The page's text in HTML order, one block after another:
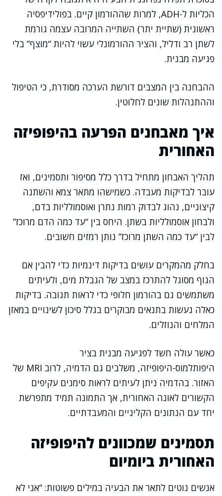
הכליות ל-ADH, למרות שההורמון קיים. בפולידיפסיה
ראשונית (שתיית יתר) השתייה המרובה עצמה גורמת
לשתן רב ודליל, והציר ההורמונלי עשוי להיות “מוצף” בלי
פגיעה מבנית.
ההבחנה בין המצבים דורשת הערכה מסודרת, כי הטיפול
וההתנהלות שונים לחלוטין.
איך מאבחנים הפרעה בהיפופיזה
האחורית
תהליך האבחון מתחיל בדרך כלל מסיפור ותסמינים, ואז
עובר לבדיקות מעבדה. כשמישהו מתאר צמא והשתנה
קיצוניים, נהוג לבדוק רמות נתרן ואוסמולליות בדם,
ולבחון אוסמולליות בשתן. היחס בין “עד כמה הדם מרוכז”
לבין “עד כמה השתן מרוכז” נותן רמזים חשובים.
בחלק מהמקרים עושים בדיקות דינמיות כדי להבין אם
הגוף מסוגל להתרכז במצב של הגבלת מים, ולעיתים
משתמשים גם בהורמון חלופי כדי לראות תגובה. בדיקות
כאלה נעשות בתנאים מבוקרים בגלל סיכון לשינויים במאזן
המלחים והנוזלים.
כאשר עולה חשד לפגיעה מבנית בציר
היפותלמוס-היפופיזה, משלבים גם הדמיה, לרוב MRI של
האזור. בהדמיה ניתן לעיתים לראות סימנים עקיפים
הקשורים לאונה האחורית, אך התמונה תמיד מתפרשת
יחד עם הנתונים הקליניים והמעבדתיים.
תסמינים שמכוונים להיפופיזה
האחורית ביומיום
אנשים נוטים לתאר את הבעיה במילים פשוטות: “אני לא